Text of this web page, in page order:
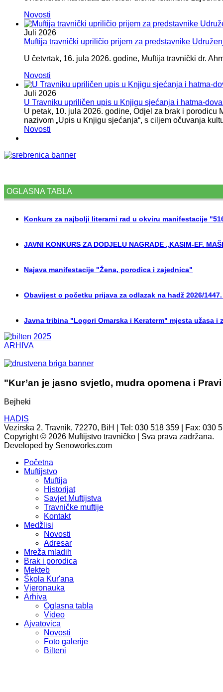
Novosti
Juli 2026
Muftija travnički upriličio prijem za predstavnike
U četvrtak, 16. jula 2026. godine, Muftija travnički dr.
Novosti
Juli 2026
U Travniku upriličen upis u Knjigu sjećanja i hatma-
U petak, 10. jula 2026. godine, Odjel za brak i
nazivom „Upis u Knjigu sjećanja“, s ciljem očuvanja
Novosti
OGLASNA TABLA
Konkurs za najbolji literarni rad u okviru manifestacije
JAVNI KONKURS ZA DODJELU NAGRADE „KASIM-EF.
Najava manifestacije "Žena, porodica i zajednica"
Obavijest o početku prijava za odlazak na hadž 2026/
Javna tribina "Logori Omarska i Keraterm" mjesta užasa i
ARHIVA
"Kur’an je jasno svjetlo, mudra opomena i
Bejheki
HADIS
Vezirska 2, Travnik, 72270, BiH | Tel: 030 518 359 | Fax: 030
Copyright © 2026 Muftijstvo travničko | Sva prava zadržana.
Developed by Senoworks.com
Početna
Muftijstvo
Muftija
Historijat
Savjet Muftijstva
Travničke muftije
Kontakt
Medžlisi
Novosti
Adresar
Mreža mladih
Brak i porodica
Mekteb
Škola Kur'ana
Vjeronauka
Arhiva
Oglasna tabla
Video
Ajvatovica
Novosti
Foto galerije
Bilteni